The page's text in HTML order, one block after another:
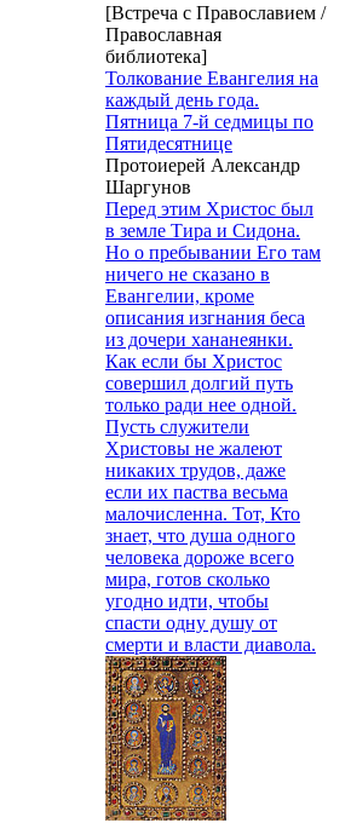
[Встреча с Православием /
Православная
библиотека]
Толкование Евангелия на
каждый день года.
Пятница 7-й седмицы по
Пятидесятнице
Протоиерей Александр
Шаргунов
Перед этим Христос был
в земле Тира и Сидона.
Но о пребывании Его там
ничего не сказано в
Евангелии, кроме
описания изгнания беса
из дочери хананеянки.
Как если бы Христос
совершил долгий путь
только ради нее одной.
Пусть служители
Христовы не жалеют
никаких трудов, даже
если их паства весьма
малочисленна. Тот, Кто
знает, что душа одного
человека дороже всего
мира, готов сколько
угодно идти, чтобы
спасти одну душу от
смерти и власти диавола.